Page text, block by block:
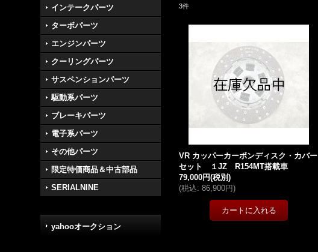
インテークパーツ
ターボパーツ
エンジンパーツ
クーリングパーツ
サスペンションパーツ
駆動系パーツ
ブレーキパーツ
電子系パーツ
その他パーツ
限定特価商品＆中古部品
SERIALNINE
yahooオークション
3件
VR カッパーカーボンディスク・カバー
セット １JZ R154MT搭載車
79,000円(税別)
(税込: 86,900円)